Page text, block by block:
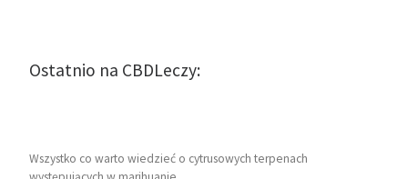
Ostatnio na CBDLeczy:
Wszystko co warto wiedzieć o cytrusowych terpenach